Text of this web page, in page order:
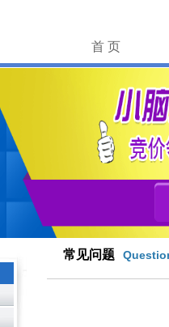
首 页
常见问题